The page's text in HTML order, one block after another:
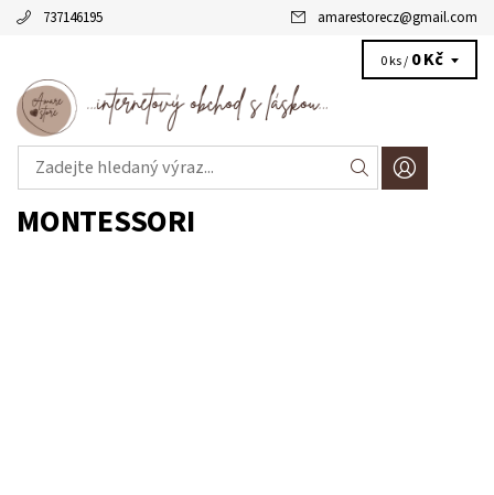
737146195 amarestorecz@gmail.com
0 ks / 0 Kč
MONTESSORI